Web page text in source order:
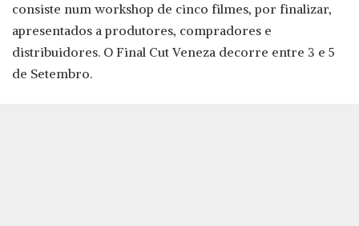
consiste num workshop de cinco filmes, por finalizar,
apresentados a produtores, compradores e
distribuidores. O Final Cut Veneza decorre entre 3 e 5
de Setembro.